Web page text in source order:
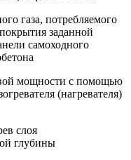
газа, потребляемого
заданной
самоходного
мощности с помощью
(нагревателя)
слоя
глубины